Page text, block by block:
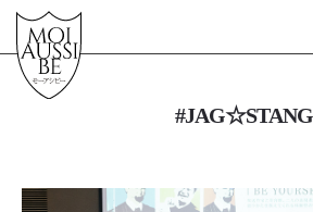
GUEST ARTIST
#JAG☆STANG